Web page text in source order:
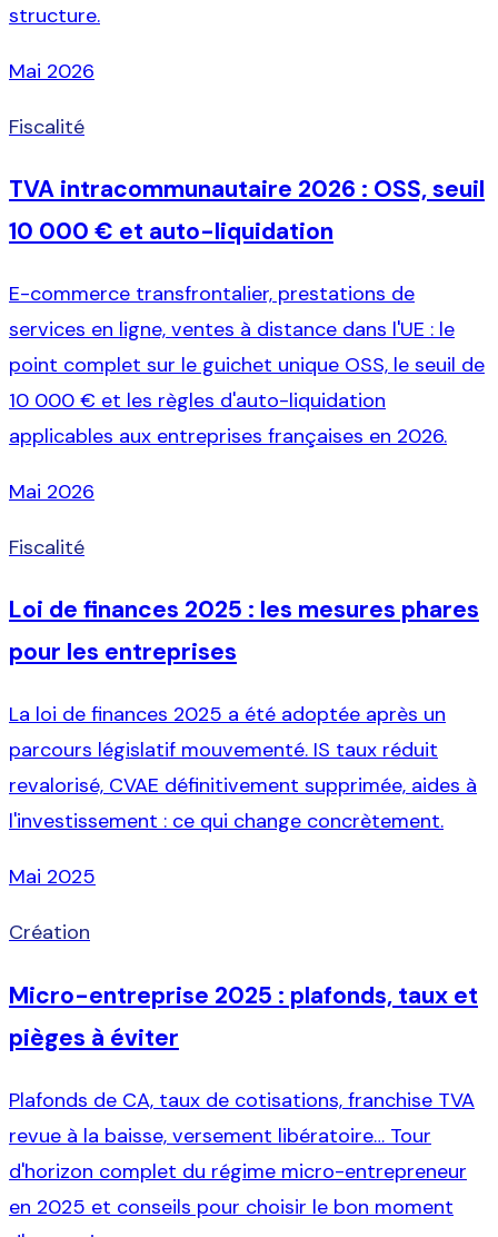
structure.
Mai 2026
Fiscalité
TVA intracommunautaire 2026 : OSS, seuil
10 000 € et auto-liquidation
E-commerce transfrontalier, prestations de
services en ligne, ventes à distance dans l'UE : le
point complet sur le guichet unique OSS, le seuil de
10 000 € et les règles d'auto-liquidation
applicables aux entreprises françaises en 2026.
Mai 2026
Fiscalité
Loi de finances 2025 : les mesures phares
pour les entreprises
La loi de finances 2025 a été adoptée après un
parcours législatif mouvementé. IS taux réduit
revalorisé, CVAE définitivement supprimée, aides à
l'investissement : ce qui change concrètement.
Mai 2025
Création
Micro-entreprise 2025 : plafonds, taux et
pièges à éviter
Plafonds de CA, taux de cotisations, franchise TVA
revue à la baisse, versement libératoire… Tour
d'horizon complet du régime micro-entrepreneur
en 2025 et conseils pour choisir le bon moment